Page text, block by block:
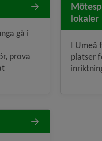
gå i
prova
lokaler
I Umeå
platser